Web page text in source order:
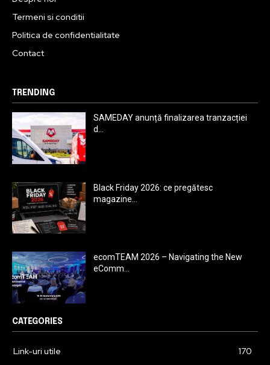
Termeni si conditii
Politica de confidentialitate
Contact
TRENDING
SAMEDAY anunță finalizarea tranzacției
d...
Black Friday 2026: ce pregătesc
magazine...
ecomTEAM 2026 – Navigating the New
eComm...
CATEGORIES
Link-uri utile
170